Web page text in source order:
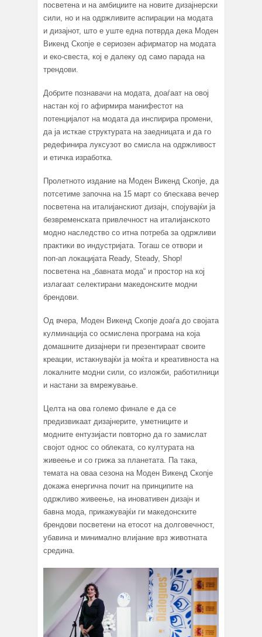
посветена и на амбициите на новите дизајнерски
сили, но и на одржливите аспирации на модата
и дизајнот, што е уште една потврда дека Моден
Викенд Скопје е сериозен афирматор на модата
и еко-свеста, кој е далеку од само парада на
трендови.
Добрите познавачи на модата, доаѓаат на овој
настан кој го афирмира манифестот на
потенцијалот на модата да инспирира промени,
да ја исткае структурата на заедницата и да го
редефинира луксузот во смисла на одржливост
и етичка изработка.
Пролетното издание на Моден Викенд Скопје, да
потсетиме започна на 15 март со блескава вечер
посветена на италијанскиот дизајн, спојувајќи ја
безвременската привлечност на италијанското
модно наследство со итна потреба за одржливи
практики во индустријата. Тогаш се отвори и
поп-ап локацијата Ready, Steady, Shop!
посветена на „бавната мода“ и простор на кој
излагаат селектирани македонските модни
брендови.
Од вчера, Моден Викенд Скопје доаѓа до својата
кулминација со осмислена програма на која
домашните дизајнери ги презентираат своите
креации, истакнувајќи ја моќта и креативноста на
локалните модни сили, со изложби, работилници
и настани за вмрежување.
Целта на ова големо финале е да се
предизвикаат дизајнерите, уметниците и
модните ентузијасти повторно да го замислат
својот однос со облеката, со културата на
живеење и со грижа за планетата. Па така,
темата на оваа сезона на Моден Викенд Скопје
докажа енергична почит на принципите на
одржливо живеење, на иновативен дизајн и
бавна мода, прикажувајќи ги македонските
брендови посветени на етосот на долговечност,
убавина и минимално влијание врз животната
средина.